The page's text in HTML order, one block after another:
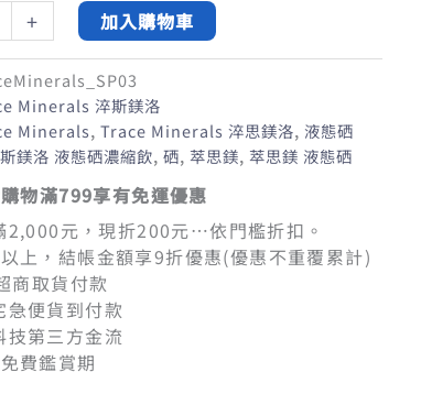
始
價
格：
NT$2,600。
前
格：
NT$2,340。
+ 加入購物車
Minerals 淬斯鎂洛
Minerals,Trace Minerals 淬思鎂洛, 液態硒
鎂洛 液態硒濃縮飲,硒,萃思鎂,萃思鎂 液態硒
物滿799享有免運優惠
2,000元，現折200元…依門檻折扣。
上，結帳金額享9折優惠(優惠不重覆累計)
商取貨付款
急便貨到付款
技第三方金流
費鑑賞期